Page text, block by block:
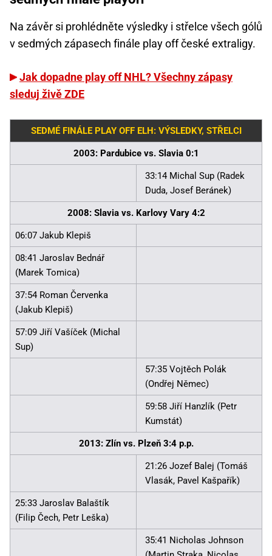
Na závěr si prohlédněte výsledky i střelce všech gólů
v sedmých zápasech finále play off české extraligy.
Jak dopadne play off NHL? Všechny zápasy
sleduj živě ZDE
SEDMÉ FINÁLE PLAY OFF ELH: VÝSLEDKY, STŘELCI
2003: Pardubice vs. Slavia 0:1
33:14 Michal Sup (Radek
Duda, Josef Beránek)
2008: Slavia vs. Karlovy Vary 4:2
06:07 Jakub Klepiš
08:41 Jaroslav Bednář
(Marek Tomica)
37:54 Roman Červenka
(Jakub Klepiš)
57:09 Jiří Vašíček (Michal
Sup)
57:35 Vojtěch Polák
(Ondřej Němec)
59:58 Jiří Hanzlík (Petr
Kumstát)
2013: Zlín vs. Plzeň 3:4 p.p.
21:26 Jozef Balej (Tomáš
Vlasák, Pavel Kašpařík)
25:33 Jaroslav Balaštík
(Filip Čech, Petr Leška)
35:41 Nicholas Johnson